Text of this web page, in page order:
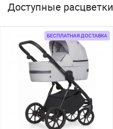
Доступные расцветки
БЕСПЛАТНАЯ ДОСТАВКА